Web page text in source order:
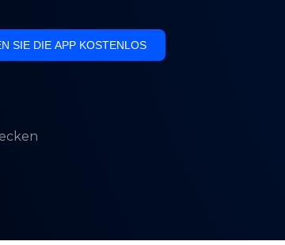
SIE DIE APP KOSTENLOS